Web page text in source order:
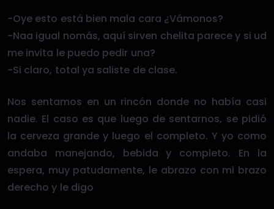
-Oye esto está bien mala cara ¿Vámonos?
-Naa igual nomás, aquí sirven chelita parece y si ud
me invita le puedo pedir una?
-Si claro, total ya saliste de clase.
Nos sentamos en un rincón donde no había casi
nadie. El caso es que luego de sentarnos, se pidió
la cerveza grande y luego el completo. Y yo como
andaba manejando, bebida y completo. En la
espera, muy patudamente, le abrazo con mi brazo
derecho y le digo